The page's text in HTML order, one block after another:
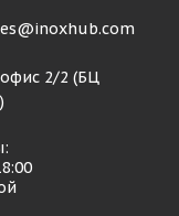
2/2 (БЦ